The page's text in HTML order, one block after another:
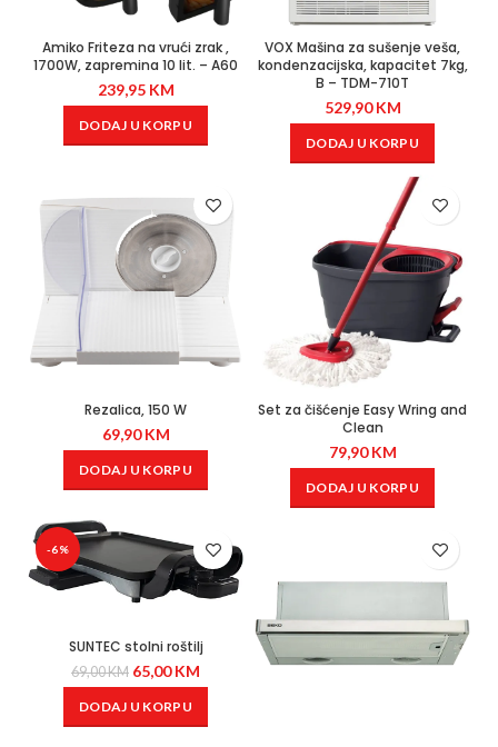
Amiko Friteza na vrući zrak ,
1700W, zapremina 10 lit. – A60
239,95 KM
DODAJ U KORPU
VOX Mašina za sušenje veša,
kondenzacijska, kapacitet 7kg,
B – TDM-710T
529,90KM
DODAJ U KORPU
Rezalica, 150 W
69,90KM
DODAJ U KORPU
Set za čišćenje Easy Wring and
Clean
79,90KM
DODAJ U KORPU
-6%
SUNTEC stolni roštilj
69,00KM 65,00KM
DODAJ U KORPU